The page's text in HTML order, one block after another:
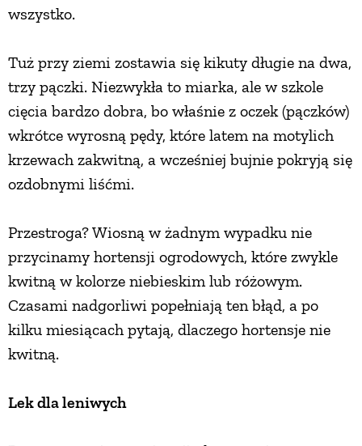
wszystko.
Tuż przy ziemi zostawia się kikuty długie na dwa,
trzy pączki. Niezwykła to miarka, ale w szkole
cięcia bardzo dobra, bo właśnie z oczek (pączków)
wkrótce wyrosną pędy, które latem na motylich
krzewach zakwitną, a wcześniej bujnie pokryją się
ozdobnymi liśćmi.
Przestroga? Wiosną w żadnym wypadku nie
przycinamy hortensji ogrodowych, które zwykle
kwitną w kolorze niebieskim lub różowym.
Czasami nadgorliwi popełniają ten błąd, a po
kilku miesiącach pytają, dlaczego hortensje nie
kwitną.
Lek dla leniwych